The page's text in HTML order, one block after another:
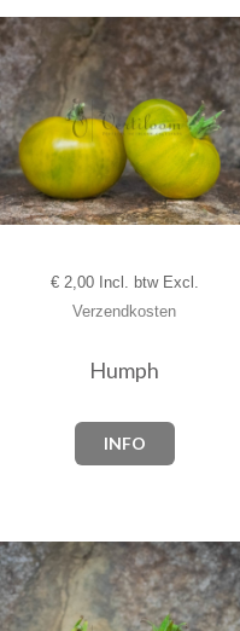
€2,00 Incl. btw Excl.
Verzendkosten
Humph
INFO